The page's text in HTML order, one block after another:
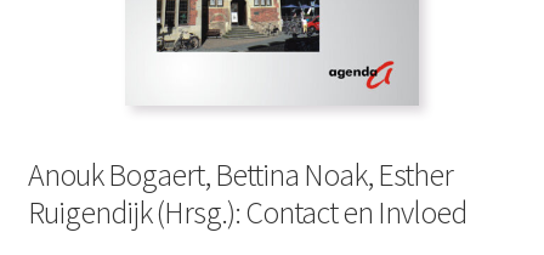
Anouk Bogaert, Bettina Noak, Esther
Ruigendijk (Hrsg.): Contact en Invloed